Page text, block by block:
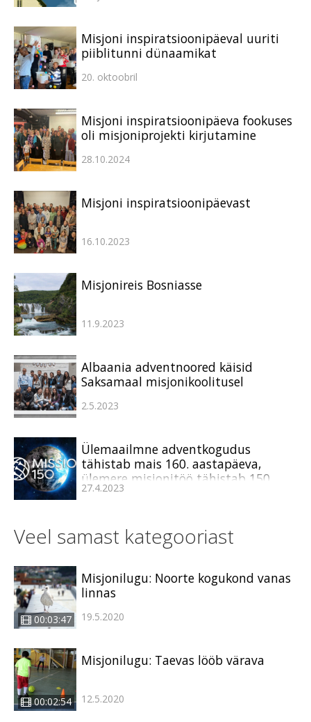
Misjoni inspiratsioonipäeval uuriti
piiblitunni dünaamikat
20. oktoobril
Misjoni inspiratsioonipäeva fookuses
oli misjoniprojekti kirjutamine
28.10.2024
Misjoni inspiratsioonipäevast
16.10.2023
Misjonireis Bosniasse
11.9.2023
Albaania adventnoored käisid
Saksamaal misjonikoolitusel
2.5.2023
Ülemaailmne adventkogudus
tähistab mais 160. aastapäeva,
ülemere misjonitöö tähistab 150.
aastapäeva uue
27.4.2023
Veel samast kategooriast
00:03:47
Misjonilugu: Noorte kogukond vanas
linnas
19.5.2020
00:02:54
Misjonilugu: Taevas lööb värava
12.5.2020